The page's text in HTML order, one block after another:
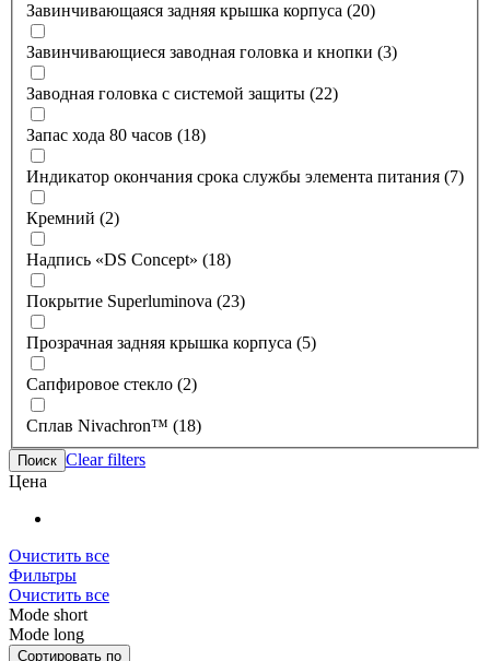
Завинчивающаяся задняя крышка корпуса (20)
Завинчивающиеся заводная головка и кнопки (3)
Заводная головка с системой защиты (22)
Запас хода 80 часов (18)
Индикатор окончания срока службы элемента питания (7)
Кремний (2)
Надпись «DS Concept» (18)
Покрытие Superluminova (23)
Прозрачная задняя крышка корпуса (5)
Сапфировое стекло (2)
Сплав Nivachron™ (18)
Поиск Clear filters
Цена
Очистить все
Фильтры
Очистить все
Mode short
Mode long
Сортировать по